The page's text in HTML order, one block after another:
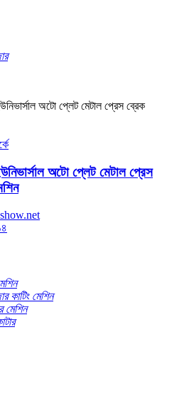
অটো প্লেট মেটাল প্রেস
কাটিং মেশিন
মেশিন